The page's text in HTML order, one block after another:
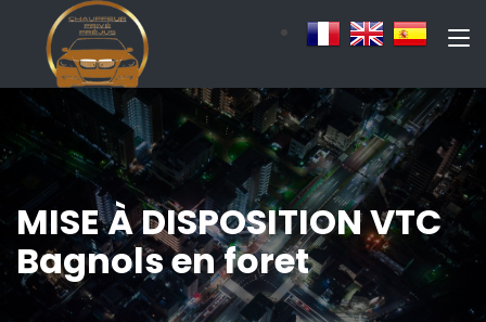
MISE À DISPOSITION VTC
Bagnols en foret